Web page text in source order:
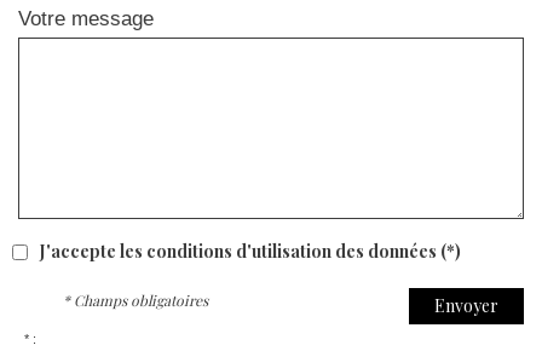
Votre message
J'accepte les conditions d'utilisation des données (*)
Envoyer
* Champs obligatoires
* :